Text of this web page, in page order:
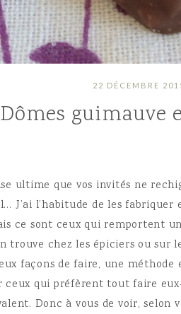
22 DÉCEMBRE
Dômes guimauve
ultime que vos invités ne
J’ai l’habitude de les fabriquer
ce sont ceux qui remportent
trouve chez les épiciers ou sur
façons de faire, une méthode
qui préfèrent tout faire
Donc à vous de voir,